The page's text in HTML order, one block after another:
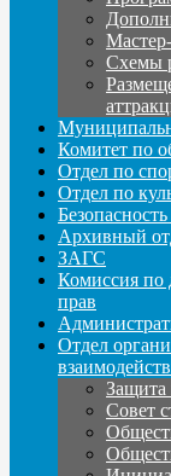
Схемы
Комитет по
Отдел по
Отдел по
Архивный
ЗАГС
Комиссия по
прав
Отдел
Защита
Совет